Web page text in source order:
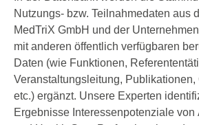
Nutzungs- bzw. Teilnahmedaten aus
MedTriX GmbH und der
mit anderen öffentlich verfügbaren
Daten (wie Funktionen,
Veranstaltungsleitung,
etc.) ergänzt. Unsere Experten
Ergebnisse Interessenpotenziale von